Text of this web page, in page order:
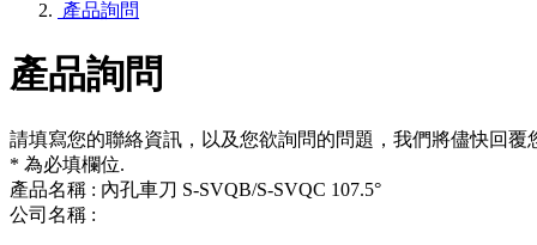
產品詢問
產品詢問
請填寫您的聯絡資訊，以及您欲詢問的問題，我們將儘快回覆
* 為必填欄位.
產品名稱 : 內孔車刀 S-SVQB/S-SVQC 107.5°
公司名稱 :